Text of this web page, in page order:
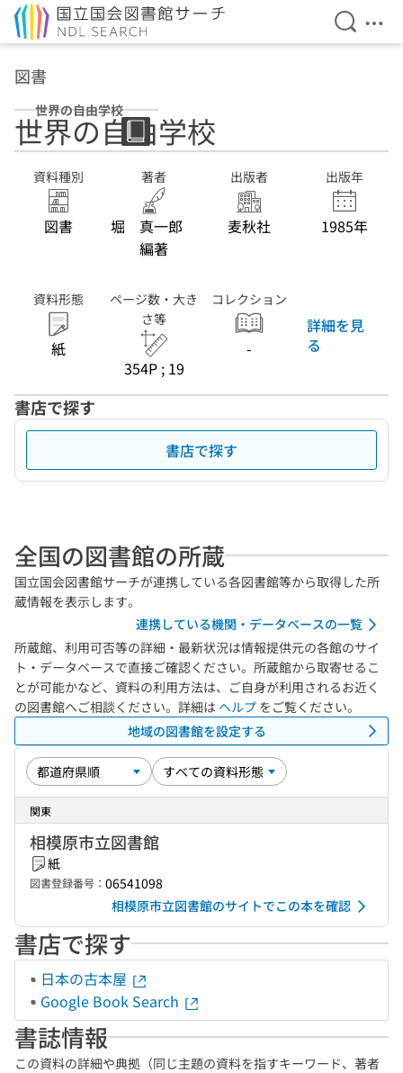
検索を
メ
図書
世界の自由学校
世界の自由学校
資料種別
図書
著者
堀 真一郎
編著
出版者
麦秋社
出版年
1985年
資料形態
紙
ページ数・大き
さ等
354P ; 19
コレクション
-
詳細を見
る
書店で探す
書店で探す
全国の図書館の所蔵
国立国会図書館サーチが連携している各図書館等から取得した所
蔵情報を表示します。
連携している機関・データベースの一覧
所蔵館、利用可否等の詳細・最新状況は情報提供元の各館のサイ
ト・データベースで直接ご確認ください。所蔵館から取寄せるこ
とが可能かなど、資料の利用方法は、ご自身が利用されるお近く
の図書館へご相談ください。詳細は ヘルプ をご覧ください。
地域の図書館を設定する
関東
相模原市立図書館
紙
図書登録番号： 06541098
相模原市立図書館のサイトでこの本を確認
書店で探す
日本の古本屋
Google Book Search
書誌情報
この資料の詳細や典拠（同じ主題の資料を指すキーワード、著者